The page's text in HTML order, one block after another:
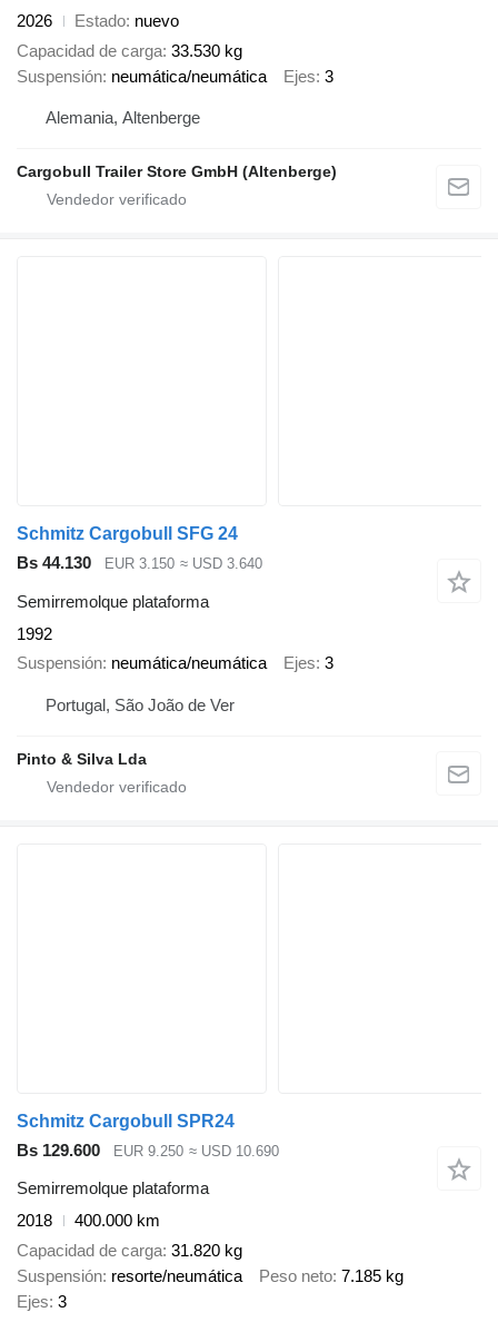
2026
Estado nuevo
Capacidad de carga 33.530 kg
Suspensión neumática/neumática Ejes 3
Alemania, Altenberge
Cargobull Trailer Store GmbH (Altenberge)
Schmitz Cargobull SFG 24
Bs 44.130
EUR 3.150 ≈ USD 3.640
Semirremolque plataforma
1992
Suspensión neumática/neumática Ejes 3
Portugal, São João de Ver
Pinto & Silva Lda
Schmitz Cargobull SPR24
Bs 129.600
EUR 9.250 ≈ USD 10.690
Semirremolque plataforma
2018
400.000 km
Capacidad de carga 31.820 kg
Suspensión resorte/neumática Peso neto 7.185 kg
Ejes 3